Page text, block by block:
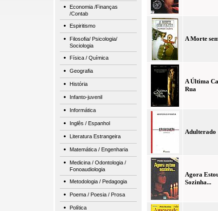
Economia /Finanças
/Contab
Espiritismo
Filosofia/ Psicologia/
Sociologia
Física / Química
Geografia
História
Infanto-juvenil
Informática
Inglês / Espanhol
Literatura Estrangeira
Matemática / Engenharia
Medicina / Odontologia /
Fonoaudiologia
Metodologia / Pedagogia
Poema / Poesia / Prosa
Política
A Morte
A Última
Rua
Adulterado
Agora
Sozinha...